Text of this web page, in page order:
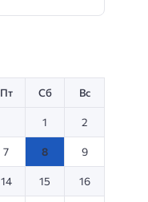
Пт Сб Вс
1 2
7 8 9
14 15 16